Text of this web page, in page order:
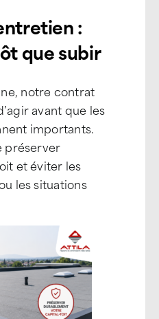
:
que subir
notre contrat
avant que les
importants.
préserver
et éviter les
les situations